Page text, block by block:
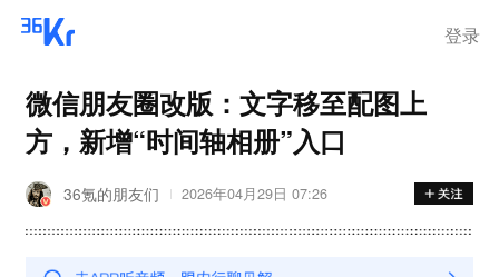
登录
微信朋友圈改版：文字移至配图上
方，新增“时间轴相册”入口
36氪的朋友们 2026年04月29日 07:26